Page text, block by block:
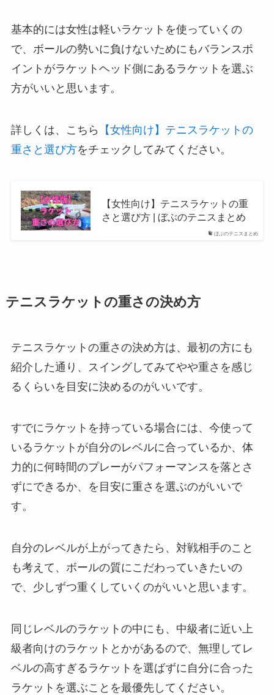
基本的には女性は軽いラケットを使っていくの
で、ボールの勢いに負けないためにもバランスポ
イントがラケットヘッド側にあるラケットを選ぶ
方がいいと思います。
詳しくは、こちら
【女性向け】テニスラケットの
重さと選び方をチェックしてみてください。
ぼぶのテニスまとめ
【女性向け】テニスラケットの重
さと選び方 | ぼぶのテニスまとめ
テニスラケットの重さの決め方
テニスラケットの重さの決め方は、最初の方にも
紹介した通り、スイングしてみてやや重さを感じ
るくらいを目安に決めるのがいいです。
すでにラケットを持っている場合には、今使って
いるラケットが自分のレベルに合っているか、体
力的に何時間のプレーがパフォーマンスを落とさ
ずにできるか、を目安に重さを選ぶのがいいで
す。
自分のレベルが上がってきたら、対戦相手のこと
も考えて、ボールの質にこだわっていきたいの
で、少しずつ重くしていくのがいいと思います。
同じレベルのラケットの中にも、中級者に近い上
級者向けのラケットとかがあるので、無理してレ
ベルの高すぎるラケットを選ばずに自分に合った
ラケットを選ぶことを最優先してください。